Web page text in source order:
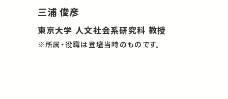
三浦 俊彦
東京大学 人文社会系研究科 教授
※所属・役職は登壇当時のものです。